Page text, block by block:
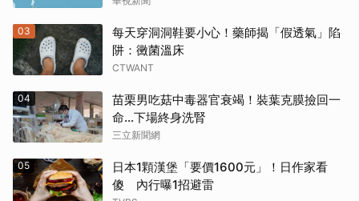
03
每天穿洞洞鞋要小心！藥師揭「假透氣」陷
阱：黴菌溫床
CTWANT
04
苗栗男吃菇中毒器官衰竭！裝葉克膜撿回一
命…下場終身洗腎
三立新聞網
05
日本1顆漢堡「要價1600元」！日作家看
傻 內行曝1招避雷